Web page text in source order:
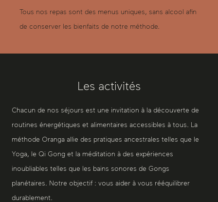
Tous nos repas sont des menus uniques, sans alcool afin
de conserver les bienfaits de notre méthode.
Les activités
Chacun de nos séjours est une invitation à la découverte de
routines énergétiques et alimentaires accessibles à tous. La
méthode Oranga allie des pratiques ancestrales telles que le
Yoga, le Qi Gong et la méditation à des expériences
inoubliables telles que les bains sonores de Gongs
planétaires. Notre objectif : vous aider à vous rééquilibrer
durablement.